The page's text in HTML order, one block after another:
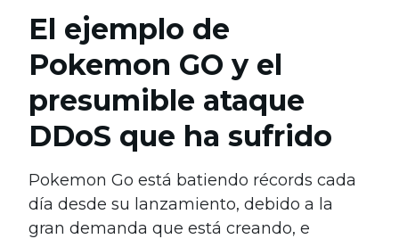
El ejemplo de
Pokemon GO y el
presumible ataque
DDoS que ha sufrido
Pokemon Go está batiendo récords cada
día desde su lanzamiento, debido a la
gran demanda que está creando, e